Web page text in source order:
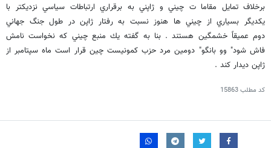
برخلاف تمايل مقاما ت چيني و ژاپني به برقراري ارتباطات سياسي نزديكتر با
يكديگر بسياري از چيني ها هنوز نسبت به رفتار ژاپن در طول جنگ جهاني
دوم عميقاً خشمگين هستند . بنا به گفته يك منبع چيني كه نخواست نامش
فاش شود" وو بانگو" دومين مرد حزب كمونيست چين قرار است ماه سپتامبر از
ژاپن ديدار كند .
کد مطلب15863